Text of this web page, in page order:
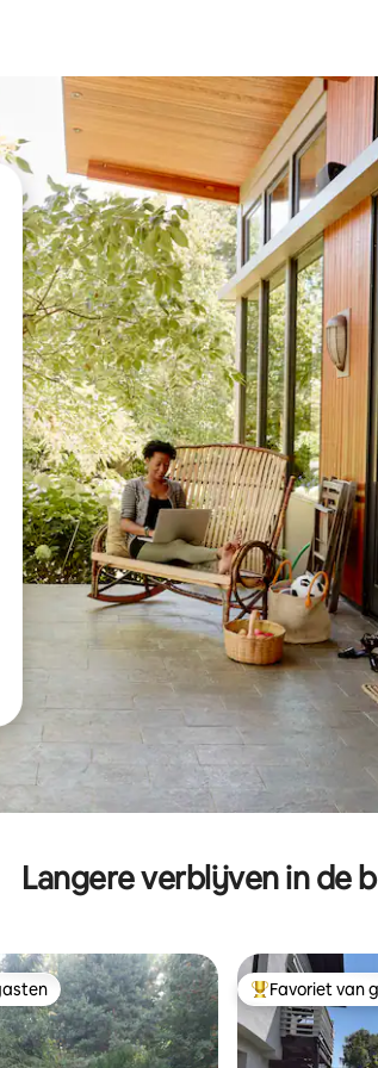
met je de pijltjestoetsen omhoog en
Langere verblijven in de
Topfavoriet
Favoriet van